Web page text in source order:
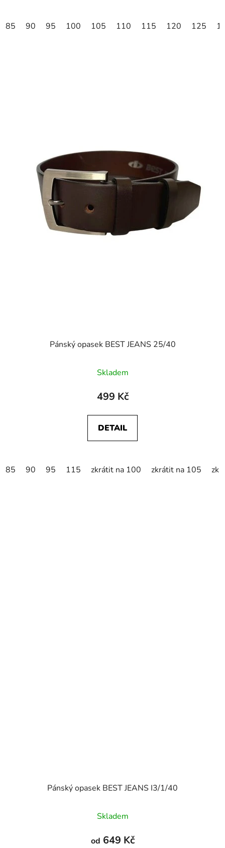
85 90 95 100 105 110 115 120 125
Pánský opasek BEST JEANS 25/40
Skladem
499 Kč
DETAIL
85 90 95 115 zkrátit na 100 zkrátit na 105
Pánský opasek BEST JEANS I3/1/40
Skladem
od 649 Kč